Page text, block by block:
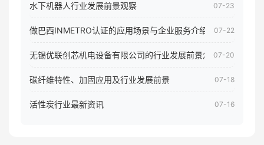
水下机器人行业发展前景观察 07-23
做巴西INMETRO认证的应用场景与企业服务介绍 07-22
无锡优联创芯机电设备有限公司的行业发展前景怎样07-20
碳纤维特性、加固应用及行业发展前景 07-18
活性炭行业最新资讯 07-16